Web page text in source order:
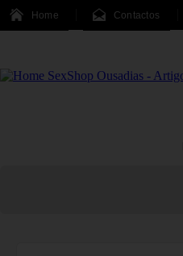
Home Contactos